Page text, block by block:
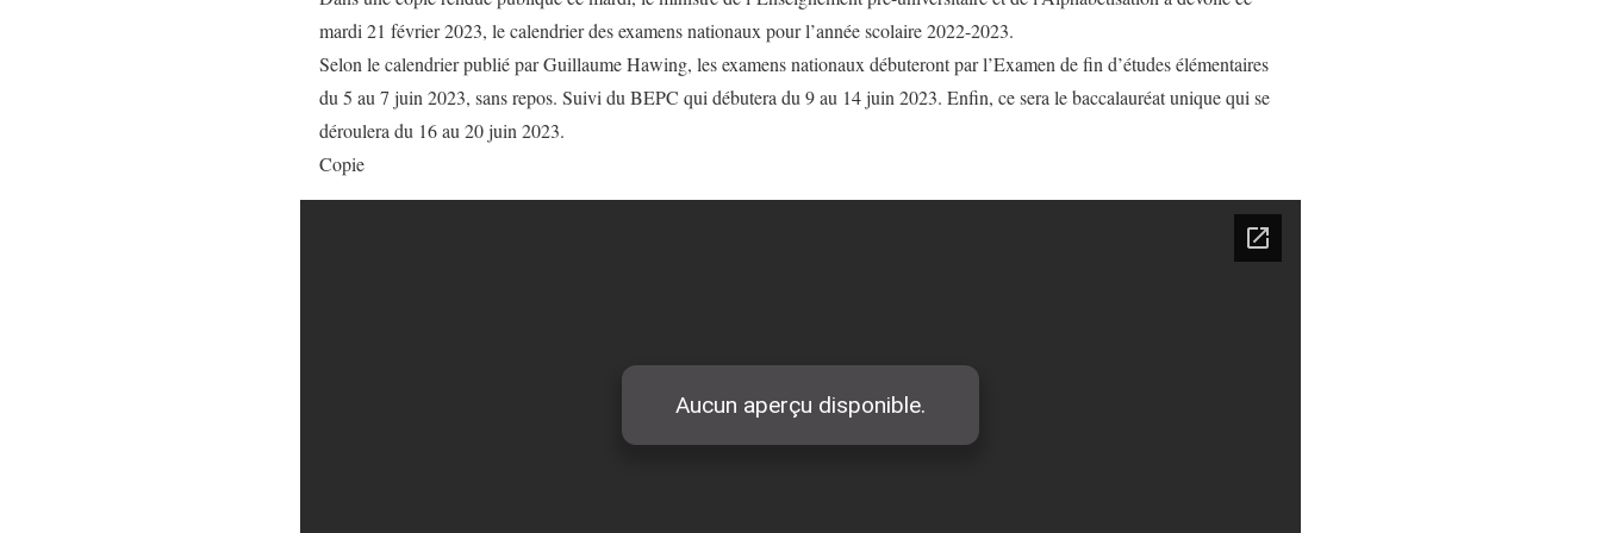
mardi 21 février 2023, le calendrier des examens nationaux pour l’année scolaire 2022-2023.
Selon le calendrier publié par Guillaume Hawing, les examens nationaux débuteront par l’Examen de fin d’études élémentaires
du 5 au 7 juin 2023, sans repos. Suivi du BEPC qui débutera du 9 au 14 juin 2023. Enfin, ce sera le baccalauréat unique qui se
déroulera du 16 au 20 juin 2023.
Copie